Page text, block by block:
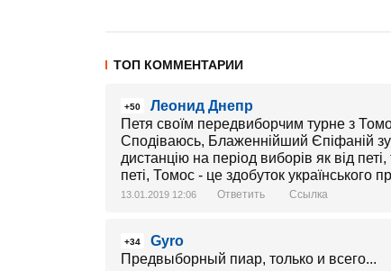
ТОП КОММЕНТАРИИ
+50
Леонид Днепр
Петя своїм передвиборчим турне з
Сподіваюсь, Блаженнійший Єпіфаній
дистанцію на період виборів як від
петі, Томос - це здобуток українського
13.01.2019 12:06 Ответить Ссылка
+34
Gyro
Предвыборный пиар, только и всего...